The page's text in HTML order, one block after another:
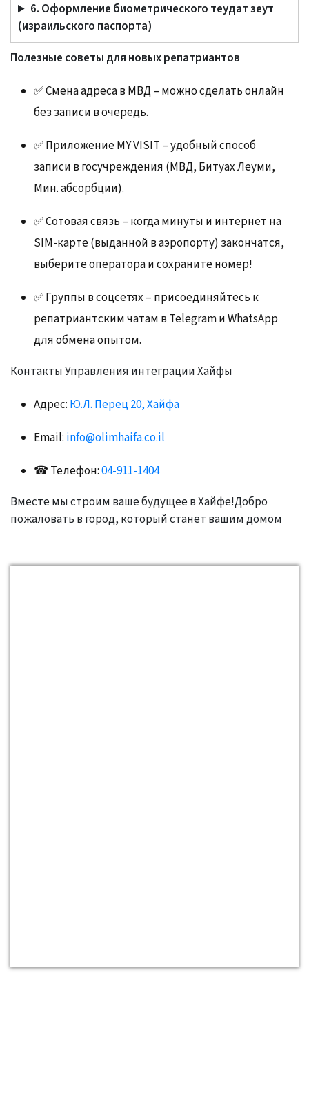
6. Оформление биометрического теудат зеут
(израильского паспорта)
Полезные советы для новых репатриантов
✅ Смена адреса в МВД – можно сделать онлайн
без записи в очередь.
✅ Приложение MY VISIT – удобный способ
записи в госучреждения (МВД, Битуах Леуми,
Мин. абсорбции).
✅ Сотовая связь – когда минуты и интернет на
SIM-карте (выданной в аэропорту) закончатся,
выберите оператора и сохраните номер!
✅ Группы в соцсетях – присоединяйтесь к
репатриантским чатам в Telegram и WhatsApp
для обмена опытом.
Контакты Управления интеграции Хайфы
Адрес: Ю.Л. Перец 20, Хайфа
Email: info@olimhaifa.co.il
☎ Телефон:04-911-1404
Вместе мы строим ваше будущее в Хайфе!Добро
пожаловать в город, который станет вашим домом